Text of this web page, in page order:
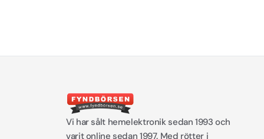
Vi har sålt hemelektronik sedan 1993 och
varit online sedan 1997. Med rötter i